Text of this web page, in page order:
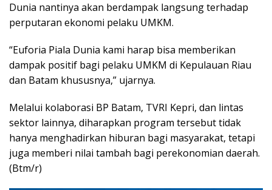
Dunia nantinya akan berdampak langsung terhadap
perputaran ekonomi pelaku UMKM.
“Euforia Piala Dunia kami harap bisa memberikan
dampak positif bagi pelaku UMKM di Kepulauan Riau
dan Batam khususnya,” ujarnya.
Melalui kolaborasi BP Batam, TVRI Kepri, dan lintas
sektor lainnya, diharapkan program tersebut tidak
hanya menghadirkan hiburan bagi masyarakat, tetapi
juga memberi nilai tambah bagi perekonomian daerah.
(Btm/r)